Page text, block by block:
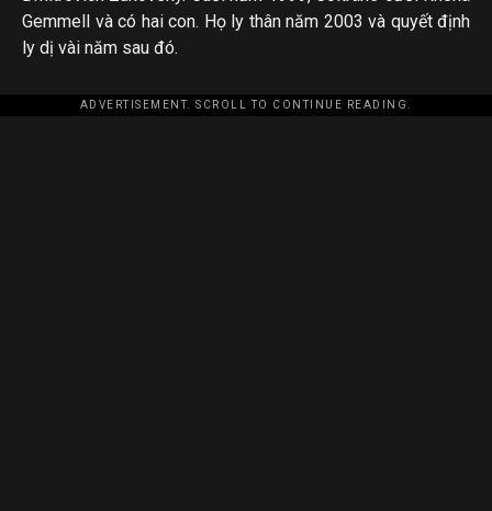
Gemmell và có hai con. Họ ly thân năm 2003 và quyết định
ly dị vài năm sau đó.
ADVERTISEMENT. SCROLL TO CONTINUE READING.